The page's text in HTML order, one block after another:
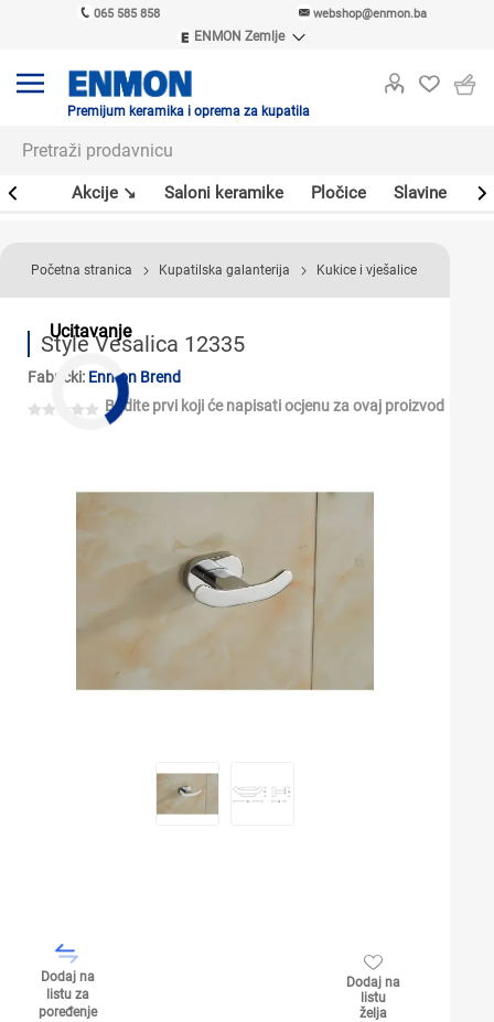
065 585 858 webshop@enmon.ba
ENMON Zemlje
ENMON MKD
Premijum keramika i oprema za kupatila
Akcije ↘ Saloni keramike Pločice Slavine
Ucitavanje
Početna stranica Kupatilska galanterija Kukice i vješalice
Style Vešalica 12335
Fabrički: Enmon Brend
Budite prvi koji će napisati ocjenu za ovaj proizvod
Dodaj na
listu za
poređenje
Dodaj na
listu
želja